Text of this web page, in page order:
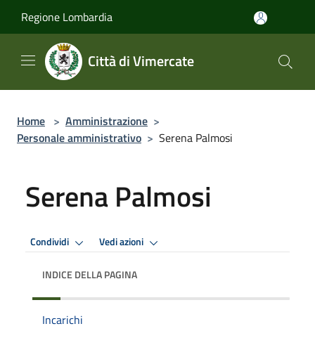
Regione Lombardia
Città di Vimercate
Home > Amministrazione >
Personale amministrativo > Serena Palmosi
Serena Palmosi
Condividi Vedi azioni
INDICE DELLA PAGINA
Incarichi